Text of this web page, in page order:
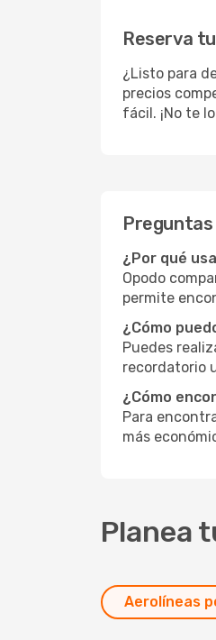
Reserva
¿Listo para
precios
fácil. ¡No te
¿Por qué
Opodo
permite
¿Cómo
Puedes
recordatorio
¿Cómo
Para
más
Planea
Aerolíneas